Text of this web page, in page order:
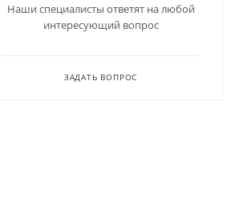
Наши специалисты ответят на любой
интересующий вопрос
ЗАДАТЬ ВОПРОС